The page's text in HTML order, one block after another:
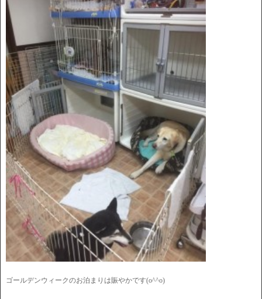
ゴールデンウィークのお泊まりは賑やかです(o^^o)